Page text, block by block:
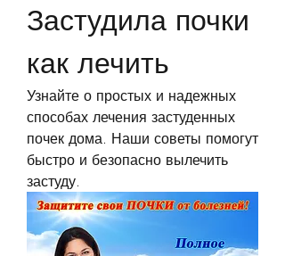
Застудила почки
как лечить
Узнайте о простых и надежных
способах лечения застуденных
почек дома. Наши советы помогут
быстро и безопасно вылечить
застуду.